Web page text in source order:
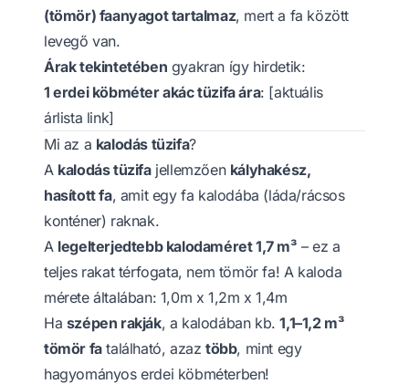
(tömör) faanyagot tartalmaz, mert a fa között
levegő van.
Árak tekintetében gyakran így hirdetik:
1 erdei köbméter akác tüzifa ára: [aktuális
árlista link]
Mi az a kalodás tüzifa?
A kalodás tüzifajellemzően kályhakész,
hasított fa, amit egy fa kalodába (láda/rácsos
konténer) raknak.
A legelterjedtebb kalodaméret 1,7 m³ – ez a
teljes rakat térfogata, nem tömör fa! A kaloda
mérete általában: 1,0m x 1,2m x 1,4m
Ha szépen rakják, a kalodában kb.1,1–1,2 m³
tömör fatalálható, azaztöbb, mint egy
hagyományos erdei köbméterben!